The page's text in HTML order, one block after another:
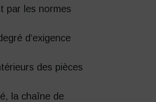
par les normes
d’exigence
des pièces
la chaîne de